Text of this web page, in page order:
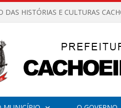
DAS HISTÓRIAS E CULTURAS